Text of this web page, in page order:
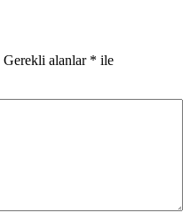
Gerekli alanlar * ile